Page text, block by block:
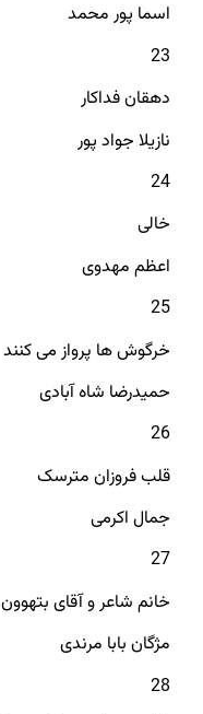
اسما پور محمد
23
دهقان فداکار
نازیلا جواد پور
24
خالی
اعظم مهدوی
25
خرگوش ها پرواز می کنند
حمیدرضا شاه آبادی
26
قلب فروزان مترسک
جمال اکرمی
27
خانم شاعر و آقای بتهوون
مژگان بابا مرندی
28